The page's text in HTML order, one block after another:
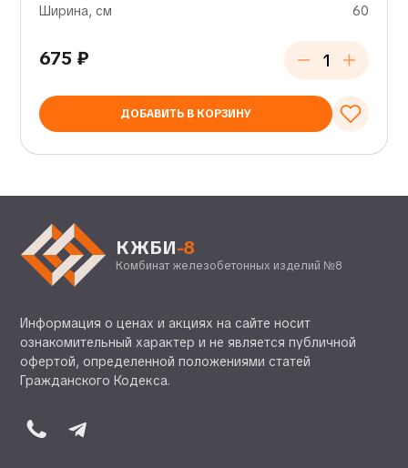
Ширина, см
60
675 ₽
ДОБАВИТЬ В КОРЗИНУ
КЖБИ-8
Комбинат железобетонных изделий №8
Информация о ценах и акциях на сайте носит
ознакомительный характер и не является публичной
офертой, определенной положениями статей
Гражданского Кодекса.